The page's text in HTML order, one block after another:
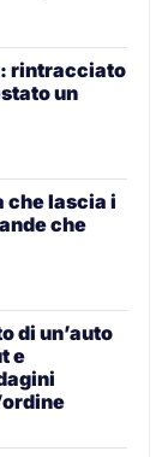
rintracciato
un
che lascia i
che
di un’auto
e